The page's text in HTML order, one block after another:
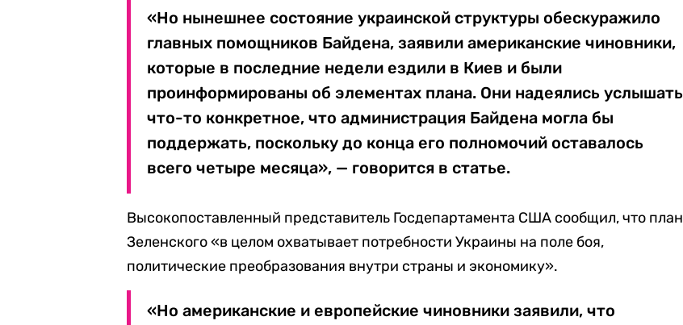
«Но нынешнее состояние украинской структуры обескуражило
главных помощников Байдена, заявили американские чиновники,
которые в последние недели ездили в Киев и были
проинформированы об элементах плана. Они надеялись услышать
что-то конкретное, что администрация Байдена могла бы
поддержать, поскольку до конца его полномочий оставалось
всего четыре месяца», — говорится в статье.
Высокопоставленный представитель Госдепартамента США сообщил, что план
Зеленского «в целом охватывает потребности Украины на поле боя,
политические преобразования внутри страны и экономику».
«Но американские и европейские чиновники заявили, что